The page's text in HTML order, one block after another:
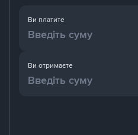
Ви платите
Ви отримаєте